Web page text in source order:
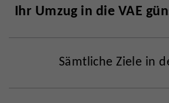
Ihr Umzug in die VAE
Sämtliche Ziele in